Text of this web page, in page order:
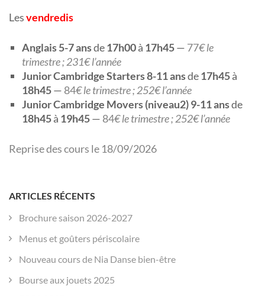
Lesvendredis
Anglais 5-7 ansde17h00à 17h45— 77€ le
trimestre ; 231€ l’année
Junior Cambridge Starters 8-11 ansde17h45à
18h45— 84€ le trimestre ; 252€ l’année
Junior Cambridge Movers (niveau2) 9-11 ansde
18h45à 19h45— 84€ le trimestre ; 252€ l’année
Reprise des cours le 18/09/2026
ARTICLES RÉCENTS
Brochure saison 2026-2027
Menus et goûters périscolaire
Nouveau cours de Nia Danse bien-être
Bourse aux jouets 2025